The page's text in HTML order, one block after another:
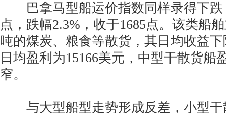
巴拿马型船运价指数同样录得下跌
点，跌幅2.3%，收于1685点。该类船
吨的煤炭、粮食等散货，其日均收益
日均盈利为15166美元，中型干散货船
窄。
与大型船型走势形成反差，小型干